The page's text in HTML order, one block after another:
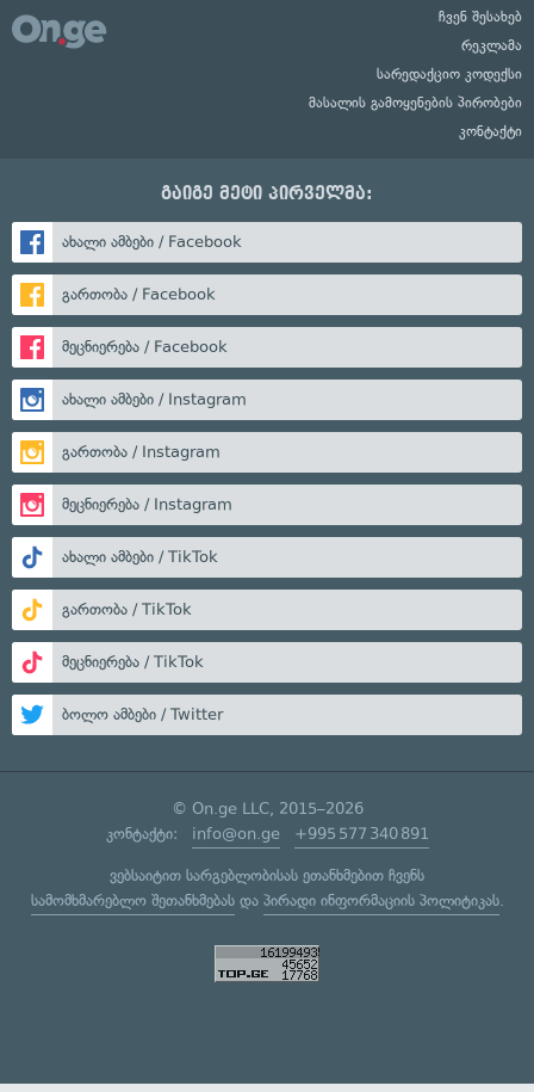
ჩვენ შესახებ
რეკლამა
სარედაქციო კოდექსი
მასალის გამოყენების პირობები
კონტაქტი
გაიგე მეტი პირველმა:
ახალი ამბები / Facebook
გართობა / Facebook
მეცნიერება / Facebook
ახალი ამბები / Instagram
გართობა / Instagram
მეცნიერება / Instagram
ახალი ამბები / TikTok
გართობა / TikTok
მეცნიერება / TikTok
ბოლო ამბები / Twitter
© On.ge LLC, 2015–2026
კონტაქტი: info@on.ge +995 577 340 891
ვებსაიტით სარგებლობისას ეთანხმებით ჩვენს
სამომხმარებლო შეთანხმებასდა პირადი ინფორმაციის პოლიტიკას.